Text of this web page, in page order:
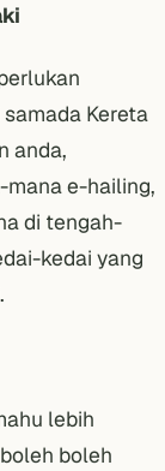
Kereta
anda,
mana e-hailing,
di tengah-
kedai yang
lebih
boleh